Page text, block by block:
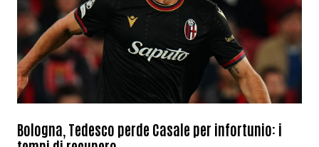
Bologna, Tedesco perde Casale per infortunio: i